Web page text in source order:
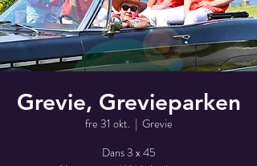
Grevie, Grevieparken
fre 31 okt.
  |
Grevie
Dans 3 x 45